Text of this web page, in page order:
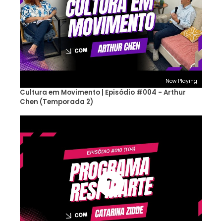
Now Playing
Cultura em Movimento | Episódio #004 - Arthur
Chen (Temporada 2)